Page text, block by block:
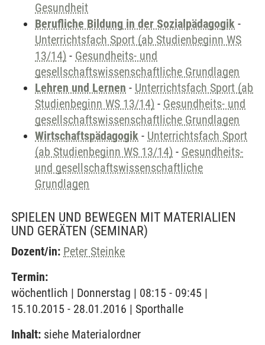
Gesundheit
Berufliche Bildung in der Sozialpädagogik -
Unterrichtsfach Sport (ab Studienbeginn WS
13/14) - Gesundheits- und
gesellschaftswissenschaftliche Grundlagen
Lehren und Lernen - Unterrichtsfach Sport (ab
Studienbeginn WS 13/14) - Gesundheits- und
gesellschaftswissenschaftliche Grundlagen
Wirtschaftspädagogik - Unterrichtsfach Sport
(ab Studienbeginn WS 13/14) - Gesundheits-
und gesellschaftswissenschaftliche
Grundlagen
SPIELEN UND BEWEGEN MIT MATERIALIEN
UND GERÄTEN (SEMINAR)
Dozent/in: Peter Steinke
Termin:
wöchentlich | Donnerstag | 08:15 - 09:45 |
15.10.2015 - 28.01.2016 | Sporthalle
Inhalt: siehe Materialordner